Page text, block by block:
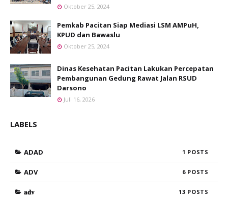
Oktober 25, 2024
Pemkab Pacitan Siap Mediasi LSM AMPuH,
KPUD dan Bawaslu
Oktober 25, 2024
Dinas Kesehatan Pacitan Lakukan Percepatan
Pembangunan Gedung Rawat Jalan RSUD
Darsono
Juli 16, 2026
LABELS
ADAD 1
ADV 6
𝐚𝐝𝐯 13